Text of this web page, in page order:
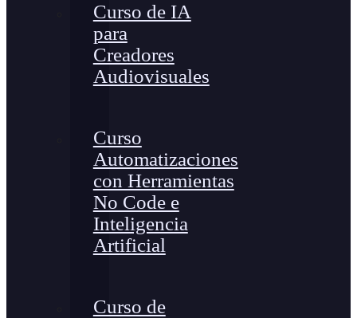
Curso de IA
para
Creadores
Audiovisuales
Curso
Automatizaciones
con Herramientas
No Code e
Inteligencia
Artificial
Curso de